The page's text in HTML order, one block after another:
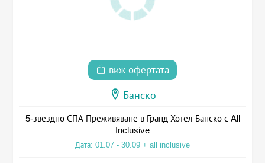
виж офертата
Банско
5-звездно СПА Преживяване в Гранд Хотел Банско с All
Inclusive
Дата: 01.07 - 30.09 + all inclusive